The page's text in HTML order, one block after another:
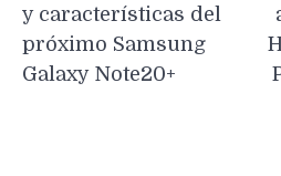
entradas
y características del
próximo Samsung
Galaxy Note20+